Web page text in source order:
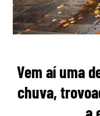
Vem aí uma
chuva,